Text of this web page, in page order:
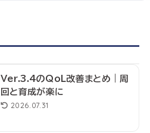
Ver.3.4のQoL改善まとめ｜周
回と育成が楽に
2026.07.31